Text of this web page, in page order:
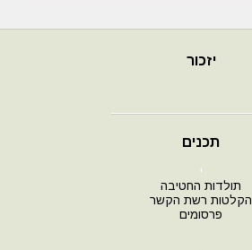
יזכור
תכנים
י
תולדות החטיבה
הקלטות רשת הקשר
פרסומים